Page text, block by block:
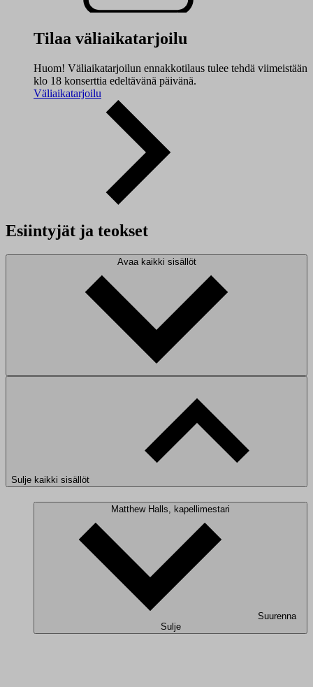
Tilaa väliaikatarjoilu
Huom! Väliaikatarjoilun ennakkotilaus tulee tehdä viimeistään
klo 18 konserttia edeltävänä päivänä.
Väliaikatarjoilu
Esiintyjät ja teokset
Avaa kaikki sisällöt
Sulje kaikki sisällöt
Matthew Halls, kapellimestari
Suurenna
Sulje